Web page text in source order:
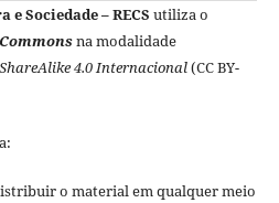
Sociedade – RECS utiliza o
na modalidade
4.0 Internacional(CC BY-
o material em qualquer meio